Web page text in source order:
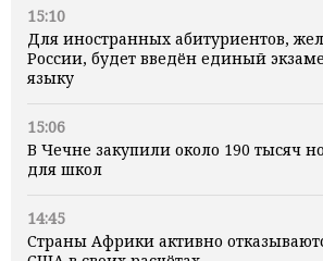
15:10
Для иностранных абитуриентов,
России, будет введён единый
языку
15:06
В Чечне закупили около 190 тысяч
для школ
14:45
Страны Африки активно